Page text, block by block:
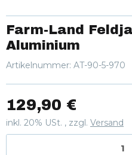
Farm-Land
Aluminium
Artikelnummer: AT-90-5-970
129,90 €
inkl. 20% USt. , zzgl. Versand